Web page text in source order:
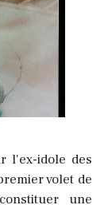
l'ex-idole des
volet de
une